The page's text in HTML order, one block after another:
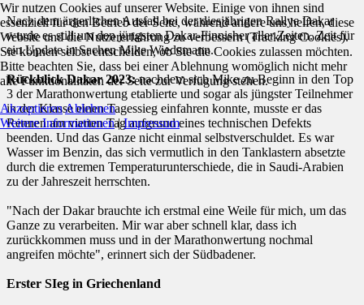
Nach dem ärgerlichen Ausfall bei der diesjährigen Rallye Dakar
wurde es still um den jüngsten Dakar-Finnisher aller Zeiten. Zeit für
ein Update in Sachen Mike Wiedemann.
Rückblick Dakar 2023:nachdem sich Mike zu Beginn in den Top
3 der Marathonwertung etablierte und sogar als jüngster Teilnehmer
in der Klasse einen Tagessieg einfahren konnte, musste er das
Rennen am vierten Tag aufgrund eines technischen Defekts
beenden. Und das Ganze nicht einmal selbstverschuldet. Es war
Wasser im Benzin, das sich vermutlich in den Tanklastern absetzte
durch die extremen Temperaturunterschiede, die in Saudi-Arabien
zu der Jahreszeit herrschten.
"Nach der Dakar brauchte ich erstmal eine Weile für mich, um das
Ganze zu verarbeiten. Mir war aber schnell klar, dass ich
zurückkommen muss und in der Marathonwertung nochmal
angreifen möchte", erinnert sich der Südbadener.
Erster SIeg in Griechenland
Wir nutzen Cookies auf unserer Website. Einige von ihnen sind
essenziell für den Betrieb der Seite, während andere uns helfen, diese
Website und die Nutzererfahrung zu verbessern (Tracking Cookies).
Sie können selbst entscheiden, ob Sie die Cookies zulassen möchten.
Bitte beachten Sie, dass bei einer Ablehnung womöglich nicht mehr
alle Funktionalitäten der Seite zur Verfügung stehen.
AkzeptierenAblehnen
Weitere Informationen|Impressum